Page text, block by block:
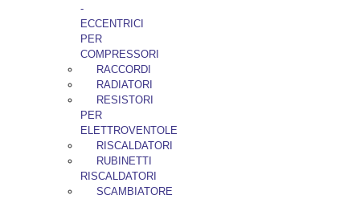
-
ECCENTRICI
PER
COMPRESSORI
RACCORDI
RADIATORI
RESISTORI
PER
ELETTROVENTOLE
RISCALDATORI
RUBINETTI
RISCALDATORI
SCAMBIATORE